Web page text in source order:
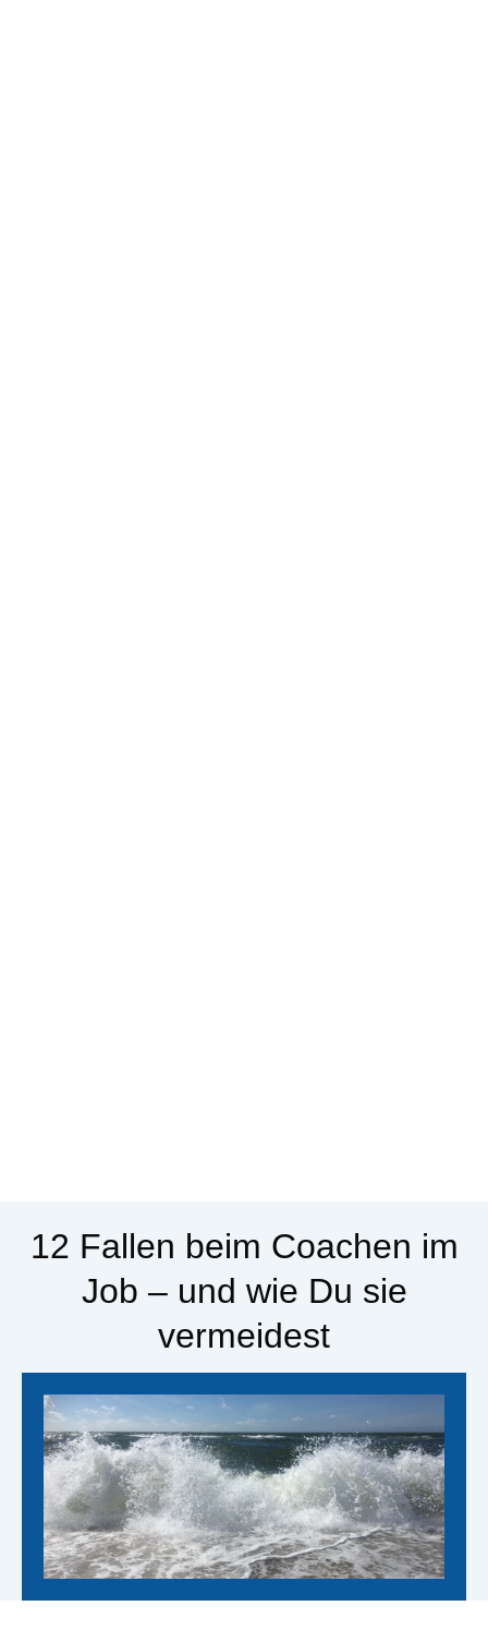
12 Fallen beim Coachen im
Job – und wie Du sie
vermeidest